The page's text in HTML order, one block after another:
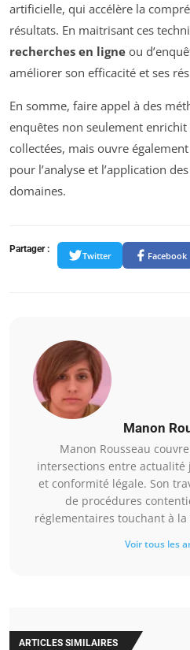
artificielle, qui accélère la
résultats. En maitrisant ces
recherches en ligne ou
améliorer son efficacité et ses
En somme, faire appel à des
enquêtes non seulement
collectées, mais ouvre
pour l’analyse et l’application
domaines.
Partager :
Twitter Facebook
Manon
Manon Rousseau
intersections entre
et conformité légale. Son
de procédures
réglementaires touchant à
Voir tous les
ARTICLES SIMILAIRES